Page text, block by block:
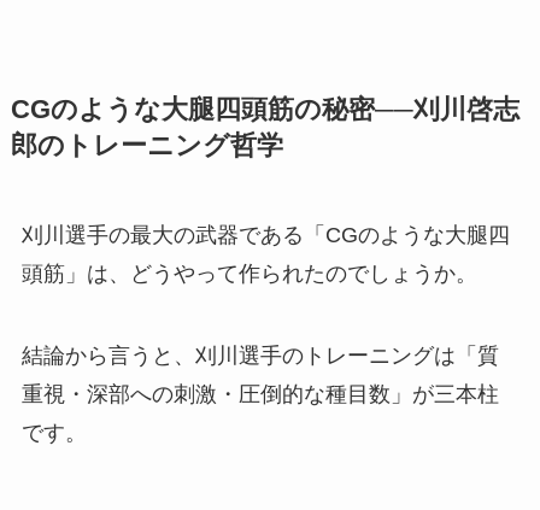
CGのような大腿四頭筋の秘密──刈川啓志
郎のトレーニング哲学
刈川選手の最大の武器である「CGのような大腿四
頭筋」は、どうやって作られたのでしょうか。
結論から言うと、刈川選手のトレーニングは「質
重視・深部への刺激・圧倒的な種目数」が三本柱
です。